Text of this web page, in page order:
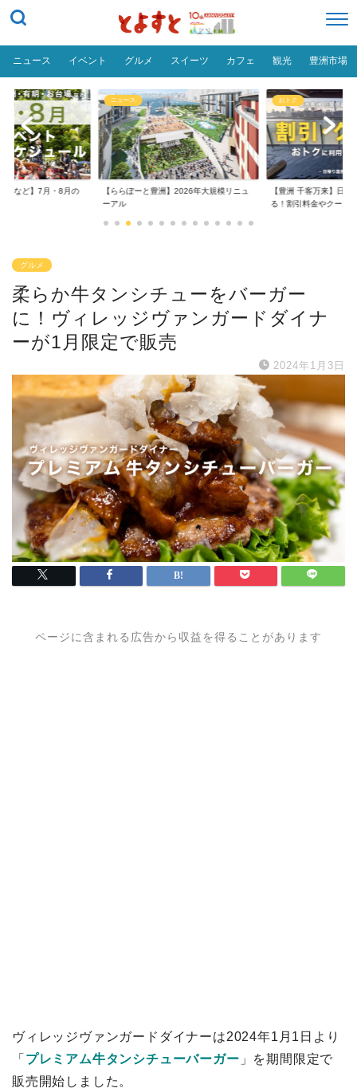
ニュース イベント グルメ スイーツ カフェ 観光 豊洲市場
2026年大規模リニュ
おトク
【豊洲 千客万来】日帰り温泉は空いて
る！割引料金やクーポ...
グルメ
【豊洲 千客万来】
め
グルメ
柔らか牛タンシチューをバーガー
に！ヴィレッジヴァンガードダイナ
ーが1月限定で販売
2024年1月3日
ページに含まれる広告から収益を得ることがあります
ヴィレッジヴァンガードダイナーは2024年1月1日より
「 プレミアム牛タンシチューバーガー 」を期間限定で
販売開始しました。